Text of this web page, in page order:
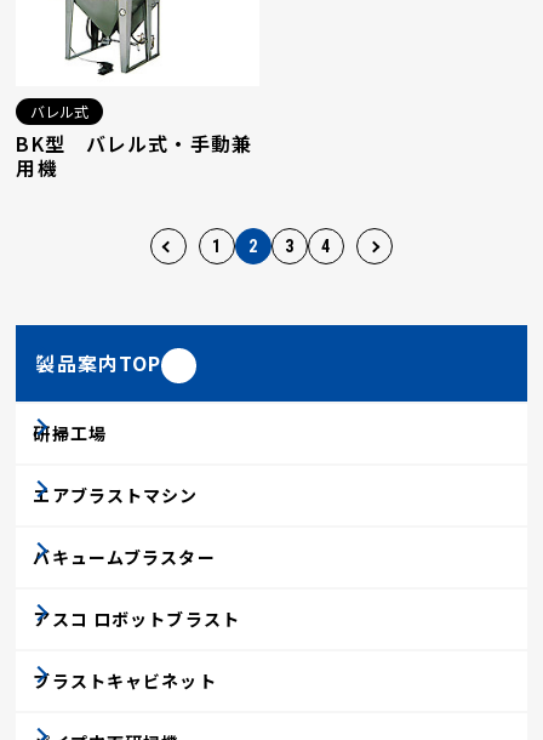
バレル式
BK型 バレル式・手動兼
用機
1 2 3 4
製品案内TOP
研掃工場
エアブラストマシン
バキュームブラスター
アスコ ロボットブラスト
ブラストキャビネット